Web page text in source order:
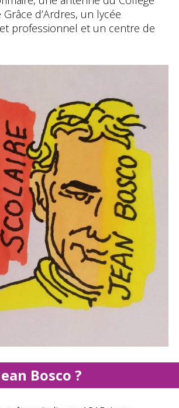
d’Ardres, un lycée
professionnel et un centre de
Bosco ?